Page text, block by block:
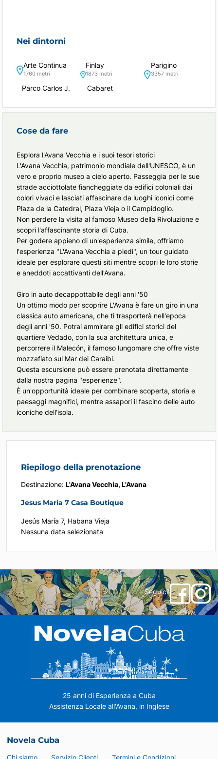
Nei dintorni
Arte Continua
1760 metri
Parco Carlos J.
Finlay
1873 metri
Cabaret
Parigino
3357 metri
Cose da fare
Esplora l'Avana Vecchia e i suoi tesori storici
L'Avana Vecchia, patrimonio mondiale dell'UNESCO, è un
vero e proprio museo a cielo aperto. Passeggia per le sue
strade acciottolate fiancheggiate da edifici coloniali dai
colori vivaci e lasciati affascinare da luoghi iconici come
Plaza de la Catedral, Plaza Vieja o il Campidoglio.
Non perdere la visita al famoso Museo della Rivoluzione e
scopri l'affascinante storia di Cuba.
Per godere appieno di un'esperienza simile, offriamo
l'esperienza "L'Avana Vecchia a piedi", un tour guidato
ideale per esplorare questi siti mentre scopri le loro storie
e aneddoti accattivanti dell'Avana.
Giro in auto decappottabile degli anni '50
Un ottimo modo per scoprire L'Avana è fare un giro in una
classica auto americana, che ti trasporterà nell'epoca
degli anni '50. Potrai ammirare gli edifici storici del
quartiere Vedado, con la sua architettura unica, e
percorrere il Malecón, il famoso lungomare che offre viste
mozzafiato sul Mar dei Caraibi.
Questa escursione può essere prenotata direttamente
dalla nostra pagina "esperienze".
È un'opportunità ideale per combinare scoperta, storia e
paesaggi magnifici, mentre assapori il fascino delle auto
iconiche dell'isola.
Riepilogo della prenotazione
Destinazione: L'Avana Vecchia, L'Avana
Jesus Maria 7 Casa Boutique
Jesús María 7, Habana Vieja
Nessuna data selezionata
Seguici!
25 anni di Esperienza a Cuba
Assistenza Locale all'Avana, in Inglese
Novela Cuba
Chi siamo Servizio Clienti Termini e Condizioni